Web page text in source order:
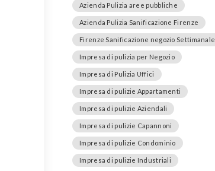
Azienda Pulizia aree pubbliche
Azienda Pulizia Sanificazione Firenze
Firenze Sanificazione negozio Settimanale
Impresa di pulizia per Negozio
Impresa di Pulizia Uffici
Impresa di pulizie Appartamenti
Impresa di pulizie Aziendali
Impresa di pulizie Capannoni
Impresa di pulizie Condominio
Impresa di pulizie Industriali